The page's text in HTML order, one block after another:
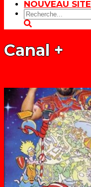
NOUVEAU SITE
Rechercher:
Canal +